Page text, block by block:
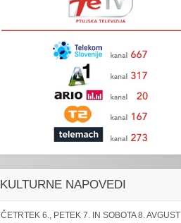
KULTURNE NAPOVEDI
ČETRTEK 6., PETEK 7. IN SOBOTA 8. AVGUST